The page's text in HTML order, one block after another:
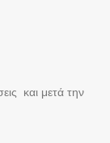
και μετά την